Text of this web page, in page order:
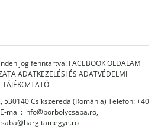
jog fenntartva! FACEBOOK OLDALAM
ADATKEZELÉSI ÉS ADATVÉDELMI
TÁJÉKOZTATÓ
530140 Csíkszereda (Románia) Telefon: +40
mail: info@borbolycsaba.ro,